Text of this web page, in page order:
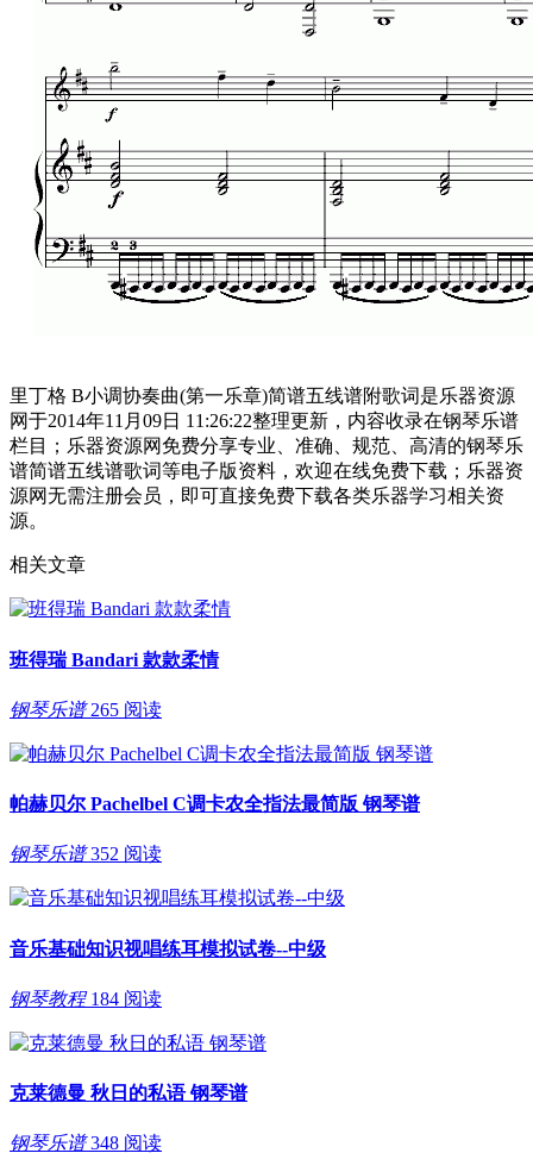
里丁格 B小调协奏曲(第一乐章)简谱五线谱附歌词是乐器资源
网于2014年11月09日 11:26:22整理更新，内容收录在钢琴乐谱
栏目；乐器资源网免费分享专业、准确、规范、高清的钢琴乐
谱简谱五线谱歌词等电子版资料，欢迎在线免费下载；乐器资
源网无需注册会员，即可直接免费下载各类乐器学习相关资
源。
相关文章
班得瑞 Bandari 款款柔情
钢琴乐谱 265 阅读
帕赫贝尔 Pachelbel C调卡农全指法最简版 钢琴谱
钢琴乐谱 352 阅读
音乐基础知识视唱练耳模拟试卷--中级
钢琴教程 184 阅读
克莱德曼 秋日的私语 钢琴谱
钢琴乐谱 348 阅读